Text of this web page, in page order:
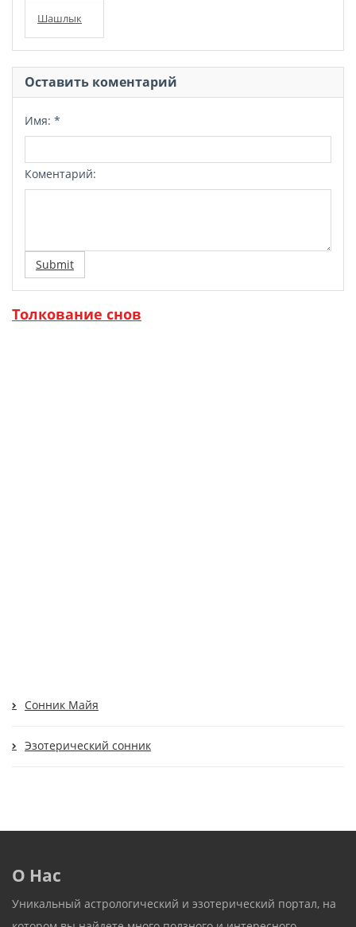
Шашлык
Оставить коментарий
Имя: *
Коментарий:
Submit
Толкование снов
Сонник Майя
Эзотерический сонник
О Нас
Уникальный астрологический и эзотерический портал, на